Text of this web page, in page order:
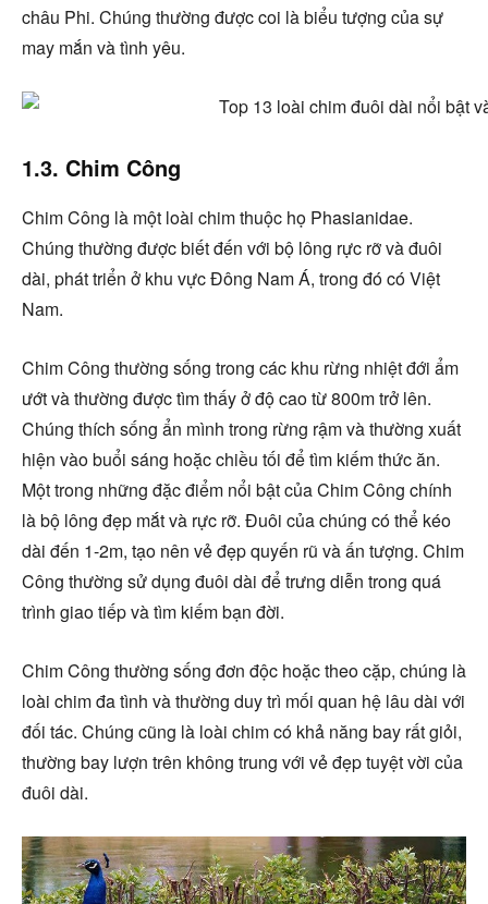
châu Phi. Chúng thường được coi là biểu tượng của sự
may mắn và tình yêu.
1.3. Chim Công
Chim Công là một loài chim thuộc họ Phasianidae.
Chúng thường được biết đến với bộ lông rực rỡ và đuôi
dài, phát triển ở khu vực Đông Nam Á, trong đó có Việt
Nam.
Chim Công thường sống trong các khu rừng nhiệt đới ẩm
ướt và thường được tìm thấy ở độ cao từ 800m trở lên.
Chúng thích sống ẩn mình trong rừng rậm và thường xuất
hiện vào buổi sáng hoặc chiều tối để tìm kiếm thức ăn.
Một trong những đặc điểm nổi bật của Chim Công chính
là bộ lông đẹp mắt và rực rỡ. Đuôi của chúng có thể kéo
dài đến 1-2m, tạo nên vẻ đẹp quyến rũ và ấn tượng. Chim
Công thường sử dụng đuôi dài để trưng diễn trong quá
trình giao tiếp và tìm kiếm bạn đời.
Chim Công thường sống đơn độc hoặc theo cặp, chúng là
loài chim đa tình và thường duy trì mối quan hệ lâu dài với
đối tác. Chúng cũng là loài chim có khả năng bay rất giỏi,
thường bay lượn trên không trung với vẻ đẹp tuyệt vời của
đuôi dài.